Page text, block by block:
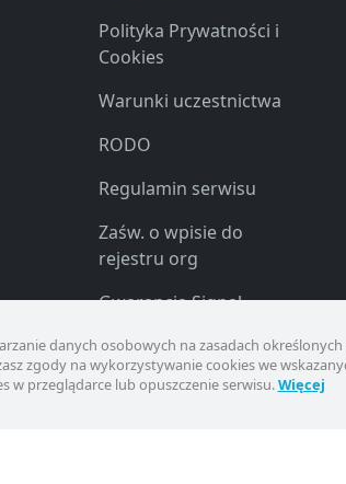
danych osobowych na zasadach
zgody na wykorzystywanie cookies we
w przeglądarce lub opuszczenie serwisu.Więcej
Polityka Prywatności i
Cookies
Warunki uczestnictwa
RODO
Regulamin serwisu
Zaśw. o wpisie do
rejestru org
Gwarancja Signal
Ubezpieczenie od
kosztów Rezygnacji TU